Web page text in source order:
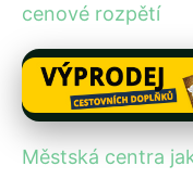
cenové rozpětí
Městská centra